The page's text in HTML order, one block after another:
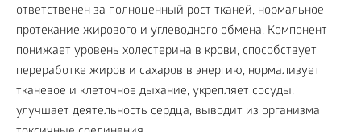
ответственен за полноценный рост тканей, нормальное
протекание жирового и углеводного обмена. Компонент
понижает уровень холестерина в крови, способствует
переработке жиров и сахаров в энергию, нормализует
тканевое и клеточное дыхание, укрепляет сосуды,
улучшает деятельность сердца, выводит из организма